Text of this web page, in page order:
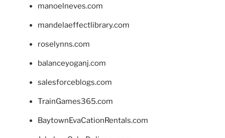
manoelneves.com
mandelaeffectlibrary.com
roselynns.com
balanceyoganj.com
salesforceblogs.com
TrainGames365.com
BaytownEvaCationRentals.com